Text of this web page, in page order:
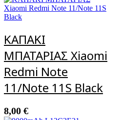
ΚΑΠΑΚΙ
ΜΠΑΤΑΡΙΑΣ Xiaomi
Redmi Note
11/Note 11S Black
8,00 €